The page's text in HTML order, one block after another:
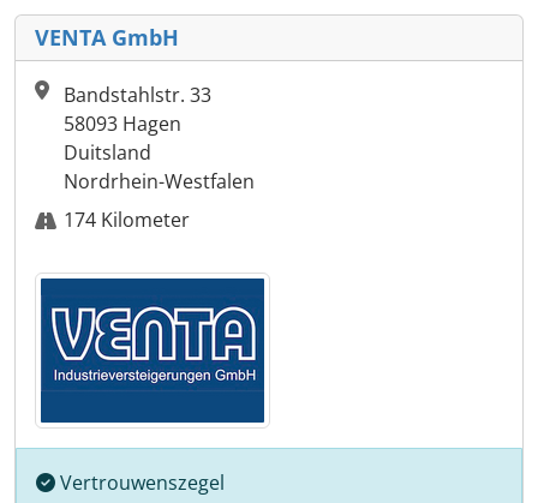
VENTA GmbH
Bandstahlstr. 33
58093 Hagen
Duitsland
Nordrhein-Westfalen
174 Kilometer
Vertrouwenszegel